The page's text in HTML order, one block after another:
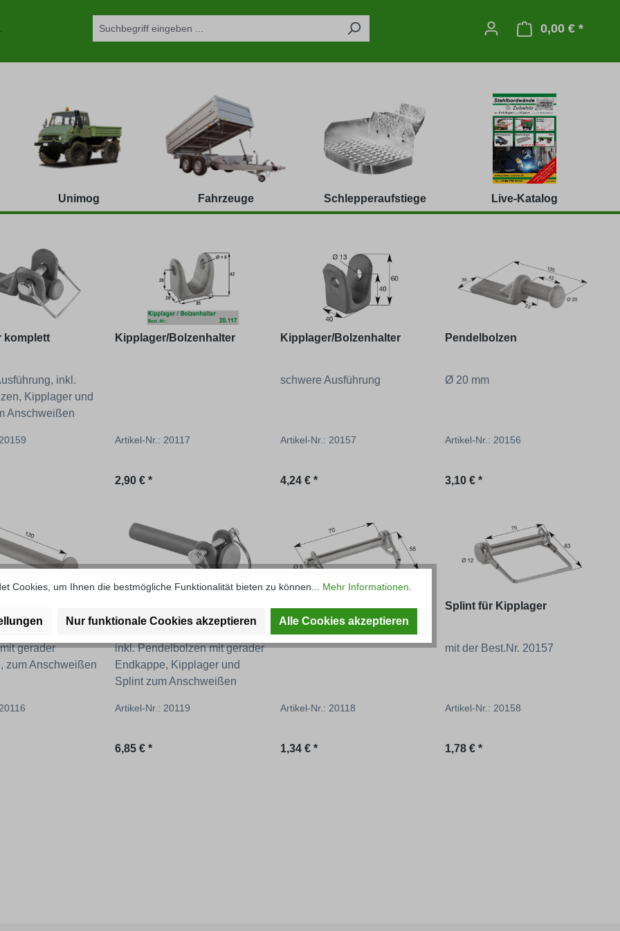
0,00 € *
Unimog Fahrzeuge Schlepperaufstiege Live-Katalog
komplett
inkl.
Kipplager und
Anschweißen
Kipplager/Bolzenhalter
Artikel-Nr.: 20117
Regulärer Preis:
2,90 € *
Kipplager/Bolzenhalter
schwere Ausführung
Artikel-Nr.: 20157
Regulärer Preis:
4,24 € *
Pendelbolzen
Ø 20 mm
Artikel-Nr.: 20156
Regulärer Preis:
3,10 € *
gerader
zum Anschweißen
inkl. Pendelbolzen mit gerader
Endkappe, Kipplager und
Splint zum Anschweißen
Artikel-Nr.: 20119
Regulärer Preis:
6,85 € *
Splint für Kipplager
Artikel-Nr.: 20118
Regulärer Preis:
1,34 € *
Splint für Kipplager
mit der Best.Nr. 20157
Artikel-Nr.: 20158
Regulärer Preis:
1,78 € *
Cookies, um Ihnen die bestmögliche Funktionalität bieten zu können... Mehr Informationen
Nur funktionale Cookies akzeptieren Alle Cookies akzeptieren